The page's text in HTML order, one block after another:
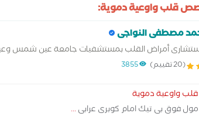
قلب واوعية دموية:
مصطفى النواجى
أمراض القلب بمستشفيات جامعة عين شمس
القلب والصدر بالعباسيه(20 تقييم) 3855
قلب واوعية دموية
فوق بى تيك امام كوبرى عرابى...